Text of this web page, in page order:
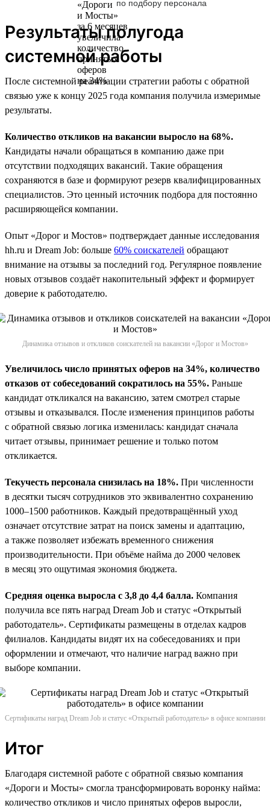
по подбору персонала
Результаты полугода
системной работы
После системной реализации стратегии работы с обратной
связью уже к концу 2025 года компания получила измеримые
результаты.
Количество откликов на вакансии выросло на 68%.
Кандидаты начали обращаться в компанию даже при
отсутствии подходящих вакансий. Такие обращения
сохраняются в базе и формируют резерв квалифицированных
специалистов. Это ценный источник подбора для постоянно
расширяющейся компании.
Опыт «Дорог и Мостов» подтверждает данные исследования
hh.ru и Dream Job: больше 60% соискателей обращают
внимание на отзывы за последний год. Регулярное появление
новых отзывов создаёт накопительный эффект и формирует
доверие к работодателю.
Динамика отзывов и откликов соискателей на вакансии «Дорог и Мостов»
Увеличилось число принятых оферов на 34%, количество
отказов от собеседований сократилось на 55%. Раньше
кандидат откликался на вакансию, затем смотрел старые
отзывы и отказывался. После изменения принципов работы
с обратной связью логика изменилась: кандидат сначала
читает отзывы, принимает решение и только потом
откликается.
Текучесть персонала снизилась на 18%. При численности
в десятки тысяч сотрудников это эквивалентно сохранению
1000–1500 работников. Каждый предотвращённый уход
означает отсутствие затрат на поиск замены и адаптацию,
а также позволяет избежать временного снижения
производительности. При объёме найма до 2000 человек
в месяц это ощутимая экономия бюджета.
Средняя оценка выросла с 3,8 до 4,4 балла. Компания
получила все пять наград Dream Job и статус «Открытый
работодатель». Сертификаты размещены в отделах кадров
филиалов. Кандидаты видят их на собеседованиях и при
оформлении и отмечают, что наличие наград важно при
выборе компании.
Сертификаты наград Dream Job и статус «Открытый работодатель» в офисе компании
Итог
Благодаря системной работе с обратной связью компания
«Дороги и Мосты» смогла трансформировать воронку найма:
количество откликов и число принятых оферов выросли,